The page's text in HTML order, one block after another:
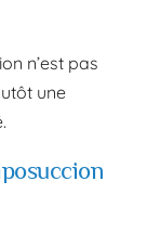
n’est pas
une